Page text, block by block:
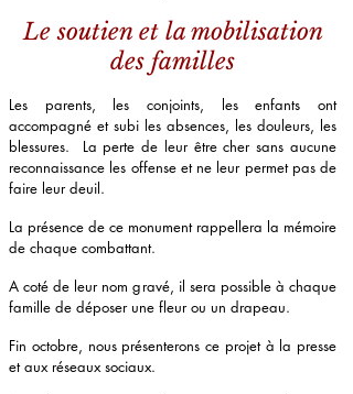
Le soutien et la mobilisation
des familles
Les parents, les conjoints, les enfants ont
accompagné et subi les absences, les douleurs, les
blessures. La perte de leur être cher sans aucune
reconnaissance les offense et ne leur permet pas de
faire leur deuil.
La présence de ce monument rappellera la mémoire
de chaque combattant.
A coté de leur nom gravé, il sera possible à chaque
famille de déposer une fleur ou un drapeau.
Fin octobre, nous présenterons ce projet à la presse
et aux réseaux sociaux.